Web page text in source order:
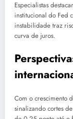
Especialistas
institucional do Fed
instabilidade traz
curva de juros.
Com o crescimento
sinalizando cortes